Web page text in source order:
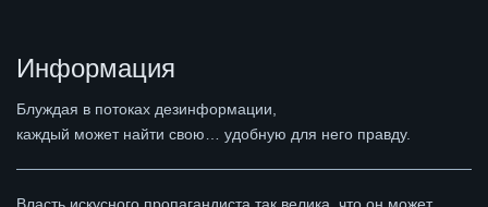
Информация
Блуждая в потоках дезинформации,
каждый может найти свою… удобную для него правду.